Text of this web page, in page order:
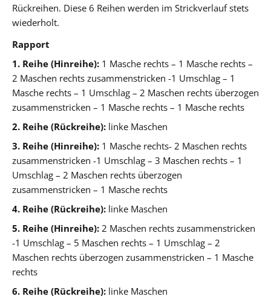
Rückreihen. Diese 6 Reihen werden im Strickverlauf stets
wiederholt.
Rapport
1. Reihe (Hinreihe): 1 Masche rechts – 1 Masche rechts –
2 Maschen rechts zusammenstricken -1 Umschlag – 1
Masche rechts – 1 Umschlag – 2 Maschen rechts überzogen
zusammenstricken – 1 Masche rechts – 1 Masche rechts
2. Reihe (Rückreihe): linke Maschen
3. Reihe (Hinreihe): 1 Masche rechts- 2 Maschen rechts
zusammenstricken -1 Umschlag – 3 Maschen rechts – 1
Umschlag – 2 Maschen rechts überzogen
zusammenstricken – 1 Masche rechts
4. Reihe (Rückreihe): linke Maschen
5. Reihe (Hinreihe): 2 Maschen rechts zusammenstricken
-1 Umschlag – 5 Maschen rechts – 1 Umschlag – 2
Maschen rechts überzogen zusammenstricken – 1 Masche
rechts
6. Reihe (Rückreihe): linke Maschen